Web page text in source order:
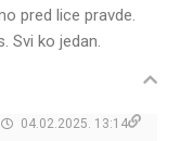
pred lice pravde.
Svi ko jedan.
04.02.2025. 13:14